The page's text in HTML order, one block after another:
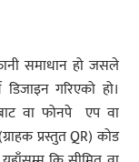
समाधान हो जसले
गरिएको हो।
वा फोनपे एप वा
प्रस्तुत QR) कोड